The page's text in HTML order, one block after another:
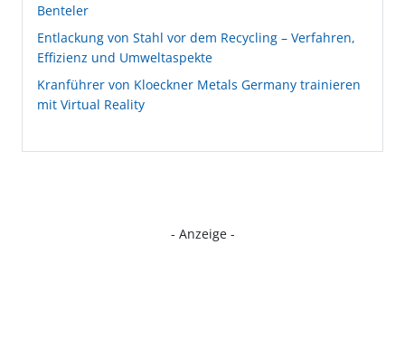
Benteler
Entlackung von Stahl vor dem Recycling – Verfahren,
Effizienz und Umweltaspekte
Kranführer von Kloeckner Metals Germany trainieren
mit Virtual Reality
- Anzeige -